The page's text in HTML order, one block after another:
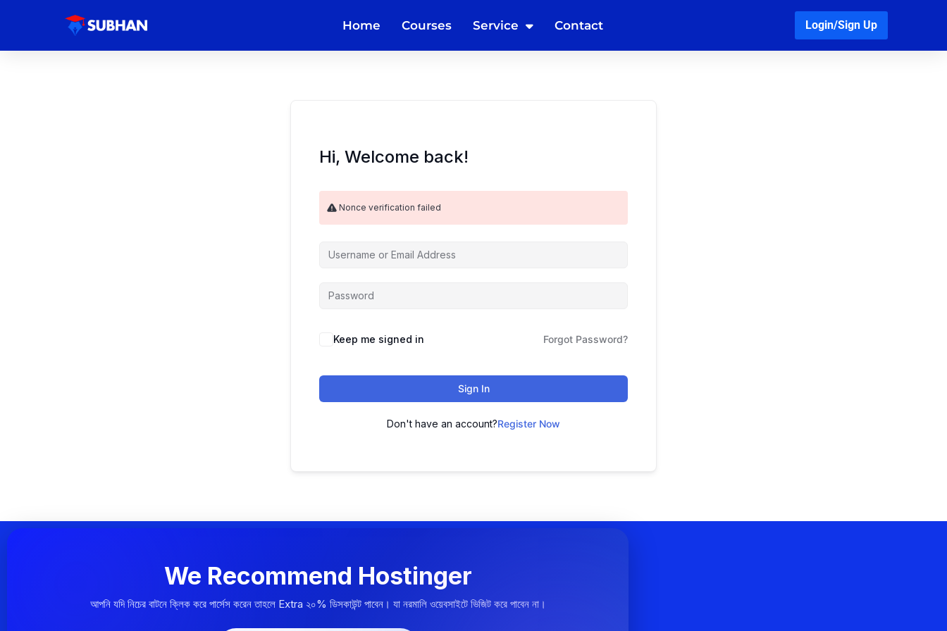
Home Courses Service Contact Login/Sign Up
Hi, Welcome back!
Nonce verification failed
Keep me signed in Forgot Password?
Sign In
Don't have an account?Register Now
We Recommend Hostinger
আপনি যদি নিচের বাটনে ক্লিক করে পার্সেস করেন তাহলে Extra ২০% ডিসকাউন্ট পাবেন। যা নরমালি ওয়েবসাইটে ভিজিট করে পাবেন না।